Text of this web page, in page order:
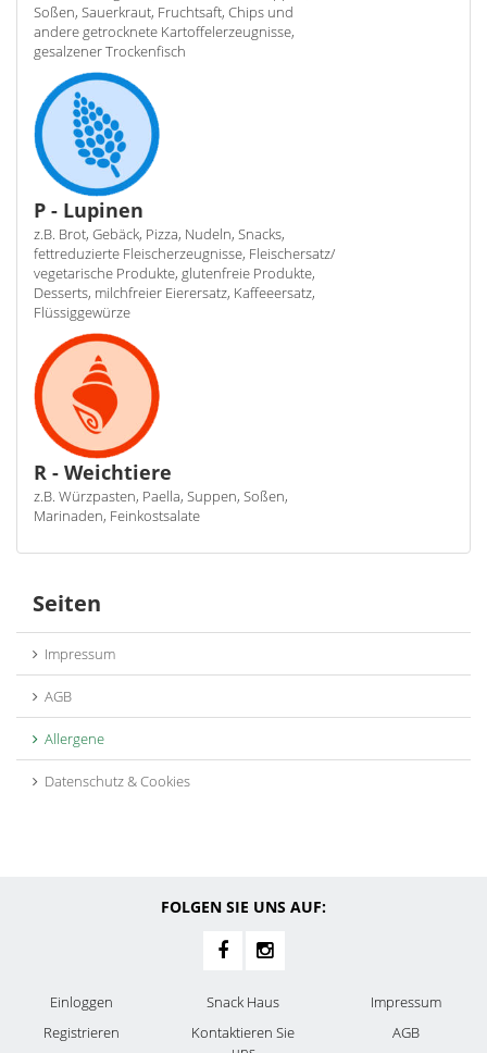
Soßen, Sauerkraut, Fruchtsaft, Chips und
andere getrocknete Kartoffelerzeugnisse,
gesalzener Trockenfisch
P - Lupinen
z.B. Brot, Gebäck, Pizza, Nudeln, Snacks,
fettreduzierte Fleischerzeugnisse, Fleischersatz/
vegetarische Produkte, glutenfreie Produkte,
Desserts, milchfreier Eierersatz, Kaffeeersatz,
Flüssiggewürze
R - Weichtiere
z.B. Würzpasten, Paella, Suppen, Soßen,
Marinaden, Feinkostsalate
Seiten
Impressum
AGB
Allergene
Datenschutz & Cookies
FOLGEN SIE UNS AUF:
Einloggen
Registrieren
Snack Haus
Kontaktieren Sie
Impressum
AGB